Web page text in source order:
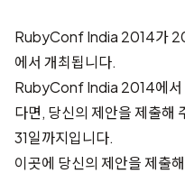
RubyConf India 2014가
에서 개최됩니다.
RubyConf India 2014에서
다면, 당신의 제안을 제출해
31일까지입니다.
이곳에 당신의 제안을 제출